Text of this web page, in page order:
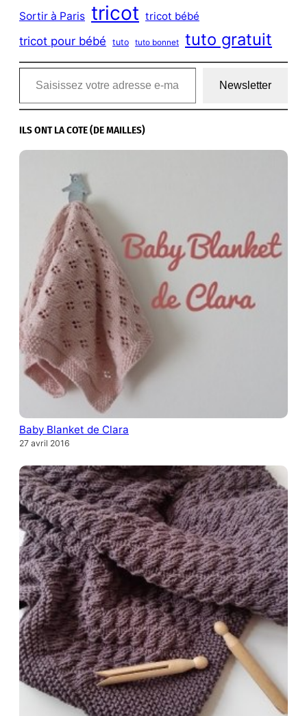
Sortir à Paris tricot tricot bébé
tricot pour bébé tuto tuto bonnet tuto gratuit
Saisissez votre adresse e-mail…
Newsletter
ILS ONT LA COTE (DE MAILLES)
Baby Blanket de Clara
27 avril 2016